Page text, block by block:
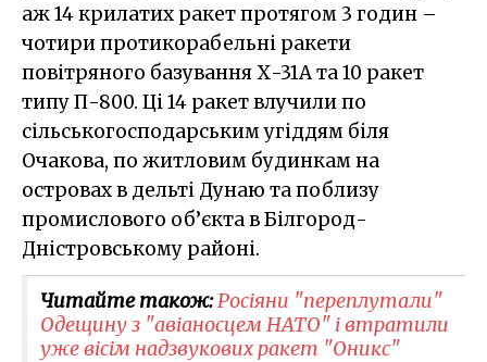
аж 14 крилатих ракет протягом 3 годин –
чотири протикорабельні ракети
повітряного базування Х-31А та 10 ракет
типу П-800. Ці 14 ракет влучили по
сільськогосподарським угіддям біля
Очакова, по житловим будинкам на
островах в дельті Дунаю та поблизу
промислового об’єкта в Білгород-
Дністровському районі.
Читайте також:Росіяни "переплутали"
Одещину з "авіаносцем НАТО" і втратили
уже вісім надзвукових ракет "Оникс"